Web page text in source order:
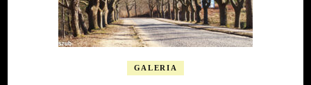
GALERIA